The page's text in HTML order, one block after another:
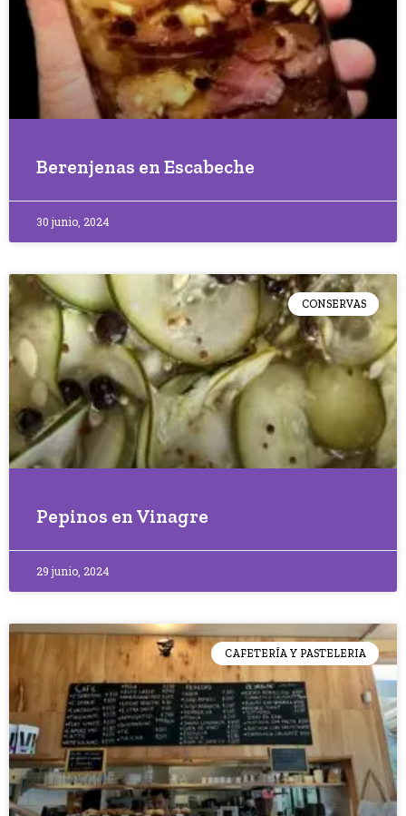
Berenjenas en Escabeche
30 junio, 2024
CONSERVAS
Pepinos en Vinagre
29 junio, 2024
CAFETERÍA Y PASTELERIA